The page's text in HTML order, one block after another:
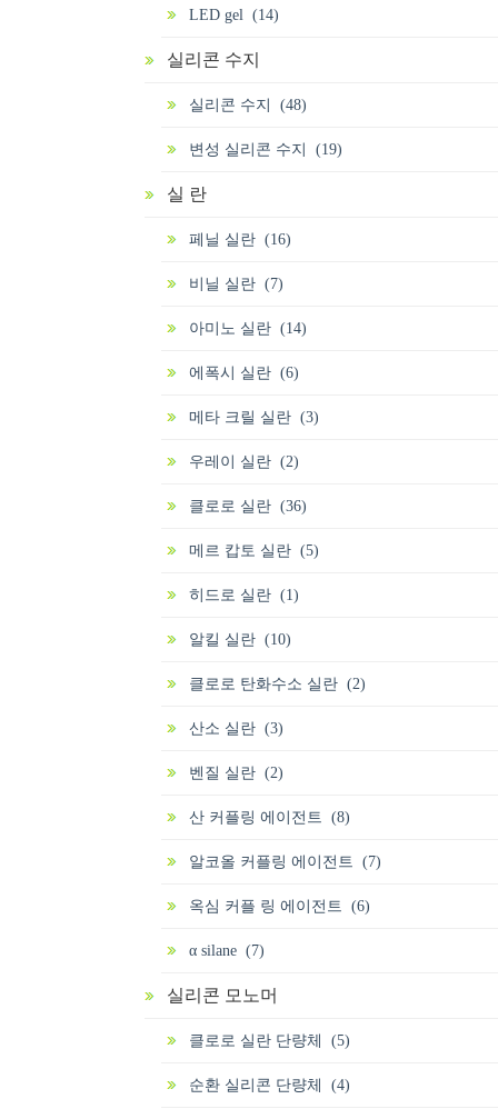
LED gel (14)
실리콘 수지
실리콘 수지 (48)
변성 실리콘 수지 (19)
실 란
페닐 실란 (16)
비닐 실란 (7)
아미노 실란 (14)
에폭시 실란 (6)
메타 크릴 실란 (3)
우레이 실란 (2)
클로로 실란 (36)
메르 캅토 실란 (5)
히드로 실란 (1)
알킬 실란 (10)
클로로 탄화수소 실란 (2)
산소 실란 (3)
벤질 실란 (2)
산 커플링 에이전트 (8)
알코올 커플링 에이전트 (7)
옥심 커플 링 에이전트 (6)
α silane (7)
실리콘 모노머
클로로 실란 단량체 (5)
순환 실리콘 단량체 (4)